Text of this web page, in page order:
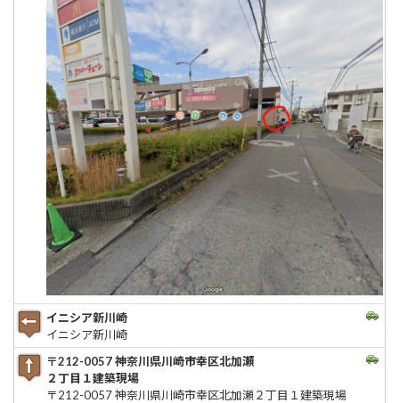
イニシア新川崎
イニシア新川崎
〒212-0057 神奈川県川崎市幸区北加瀬
２丁目１建築現場
〒212-0057 神奈川県川崎市幸区北加瀬２丁目１建築現場